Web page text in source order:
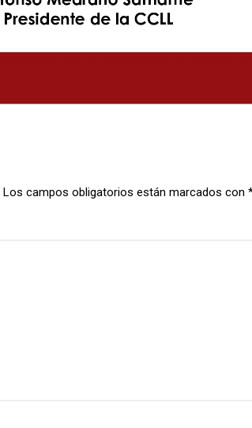
Los campos obligatorios están marcados con